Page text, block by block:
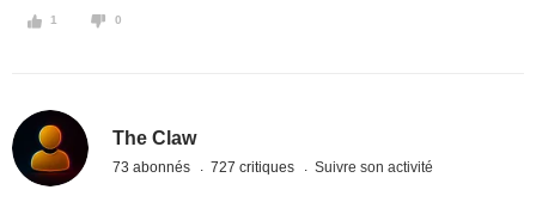
1 0
The Claw
73 abonnés 727 critiques Suivre son activité